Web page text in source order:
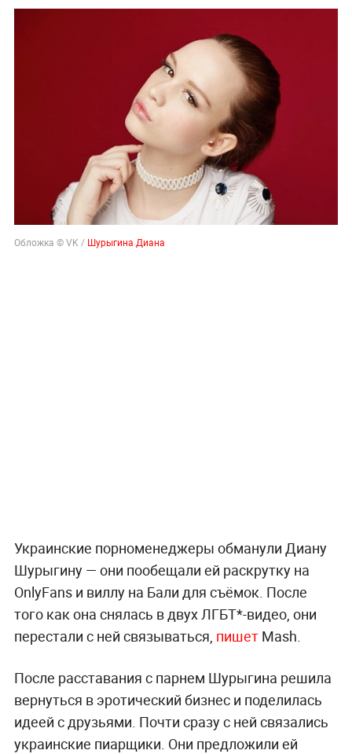
Обложка © VK / Шурыгина Диана
Украинские порноменеджеры обманули Диану
Шурыгину — они пообещали ей раскрутку на
OnlyFans и виллу на Бали для съёмок. После
того как она снялась в двух ЛГБТ*-видео, они
перестали с ней связываться, пишетMash.
После расставания с парнем Шурыгина решила
вернуться в эротический бизнес и поделилась
идеей с друзьями. Почти сразу с ней связались
украинские пиарщики. Они предложили ей